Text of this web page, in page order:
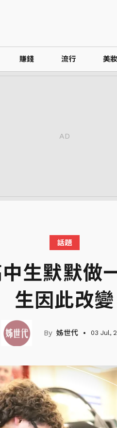
賺錢 流行 美妝
話題
生默默做
生因此改變
姊世代 03 Jul,